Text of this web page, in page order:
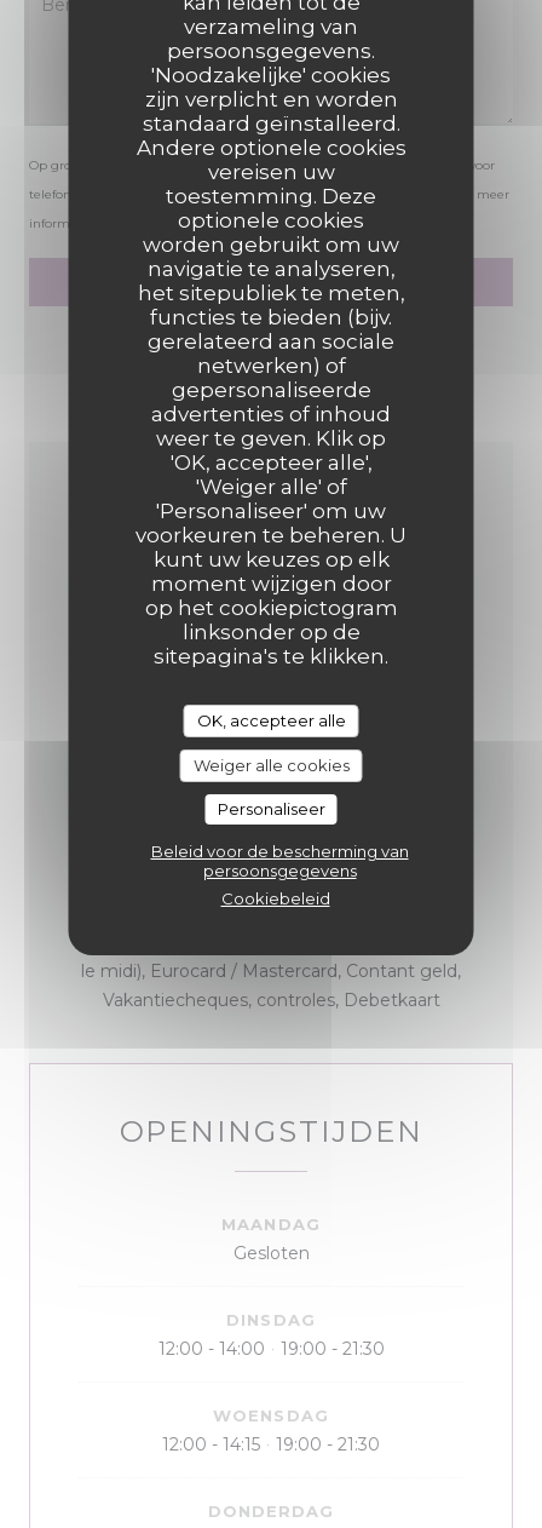
verzameling van
persoonsgegevens.
'Noodzakelijke' cookies
zijn verplicht en worden
standaard geïnstalleerd.
Andere optionele cookies
vereisen uw
toestemming. Deze
optionele cookies
worden gebruikt om uw
navigatie te analyseren,
het sitepubliek te meten,
functies te bieden (bijv.
gerelateerd aan sociale
netwerken) of
gepersonaliseerde
advertenties of inhoud
weer te geven. Klik op
'OK, accepteer alle',
'Weiger alle' of
'Personaliseer' om uw
voorkeuren te beheren. U
kunt uw keuzes op elk
moment wijzigen door
op het cookiepictogram
linksonder op de
sitepagina's te klikken.
OK, accepteer alle
Weiger alle cookies
Personaliseer
Beleid voor de bescherming van
persoonsgegevens
Cookiebeleid
Op grond van de privacywetgeving heeft u het recht om u af te melden voor
telefonische marketing via het Bel-me-niet Register:bel-me-niet.nl
. Voor meer
informatie over hoe wij uw gegevens verwerken, zie ons
ALGEMENE
INFORMATIE
KEUKEN
Frans, Traditionele keuken
SOORT BEDRIJF
Traditioneel restaurant
DIENSTEN
Terras & tuin, Private Hire, WIFI,
Geblokkeerde toegang
BETAALMETHODEN
le midi), Eurocard / Mastercard, Contant geld,
Vakantiecheques, controles, Debetkaart
OPENINGSTIJDEN
MAANDAG
Gesloten
DINSDAG
12:00 - 14:00 • 19:00 - 21:30
WOENSDAG
12:00 - 14:15 • 19:00 - 21:30
DONDERDAG